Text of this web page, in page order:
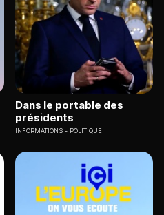
Dans le portable des
présidents
INFORMATIONS POLITIQUE